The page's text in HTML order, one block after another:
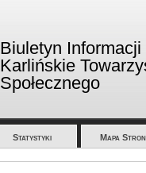
Biuletyn
Karlińskie
Społecznego
Statystyki Mapa